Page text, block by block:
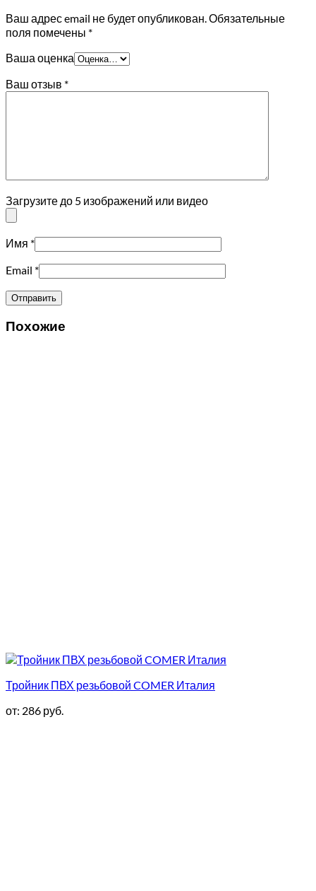
Ваш адрес email не будет опубликован.Обязательные
поля помечены *
Ваша оценка
Ваш отзыв *
Загрузите до 5 изображений или видео
Имя *
Email *
Похожие
Тройник ПВХ резьбовой COMER Италия
от: 286 руб.